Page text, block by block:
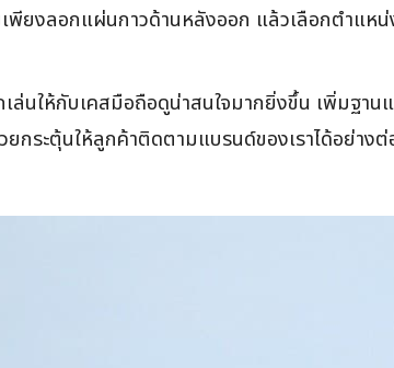
พียงลอกแผ่นกาวด้านหลังออก แล้วเลือกตำแ
ให้กับเคสมือถือดูน่าสนใจมากยิ่งขึ้น เพิ่มฐาน
ระตุ้นให้ลูกค้าติดตามแบรนด์ของเราได้อย่างต่